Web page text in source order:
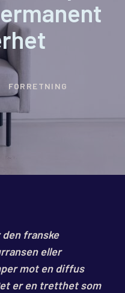
FORRETNING
franske
eller
mot en diffus
er en tretthet som